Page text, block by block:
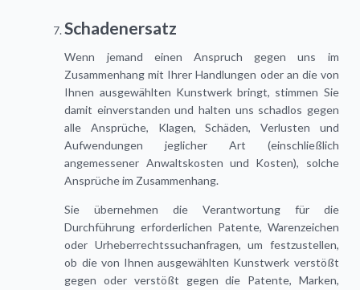
Schadenersatz
Wenn jemand einen Anspruch gegen uns im
Zusammenhang mit Ihrer Handlungen oder an die von
Ihnen ausgewählten Kunstwerk bringt, stimmen Sie
damit einverstanden und halten uns schadlos gegen
alle Ansprüche, Klagen, Schäden, Verlusten und
Aufwendungen jeglicher Art (einschließlich
angemessener Anwaltskosten und Kosten), solche
Ansprüche im Zusammenhang.
Sie übernehmen die Verantwortung für die
Durchführung erforderlichen Patente, Warenzeichen
oder Urheberrechtssuchanfragen, um festzustellen,
ob die von Ihnen ausgewählten Kunstwerk verstößt
gegen oder verstößt gegen die Patente, Marken,